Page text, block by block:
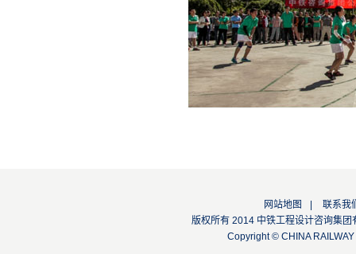
网站地图
联系我
版权所有 2014 中铁工程设计咨询
Copyright © CHINA